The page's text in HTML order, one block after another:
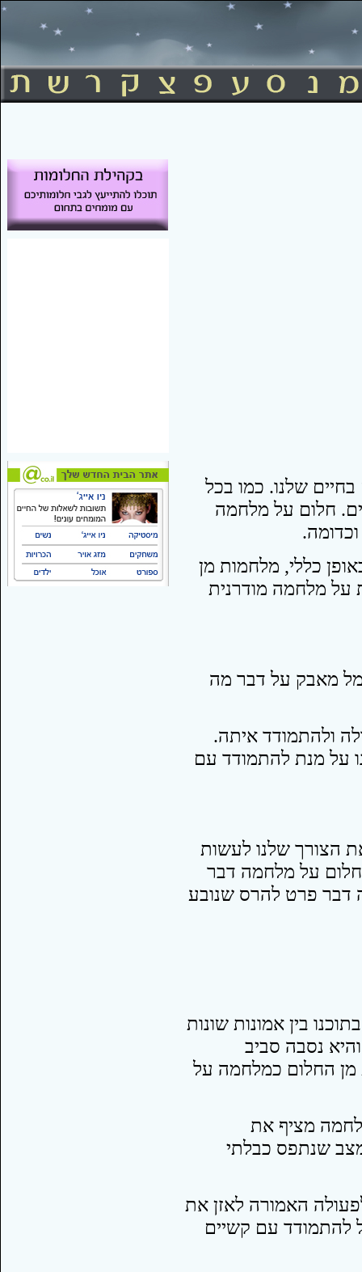
שלנו. כמו בכל
חלום על מלחמה
כללי, מלחמות מן
על מלחמה מודרנית
מאבק על דבר מה
ולהתמודד איתה.
על מנת להתמודד עם
הצורך שלנו לעשות
על מלחמה דבר
דבר פרט להרס שנובע
בין אמונות שונות
נסבה סביב
מן החלום כמלחמה על
מציף את
שנתפס כבלתי
האמורה לאזן את
להתמודד עם קשיים